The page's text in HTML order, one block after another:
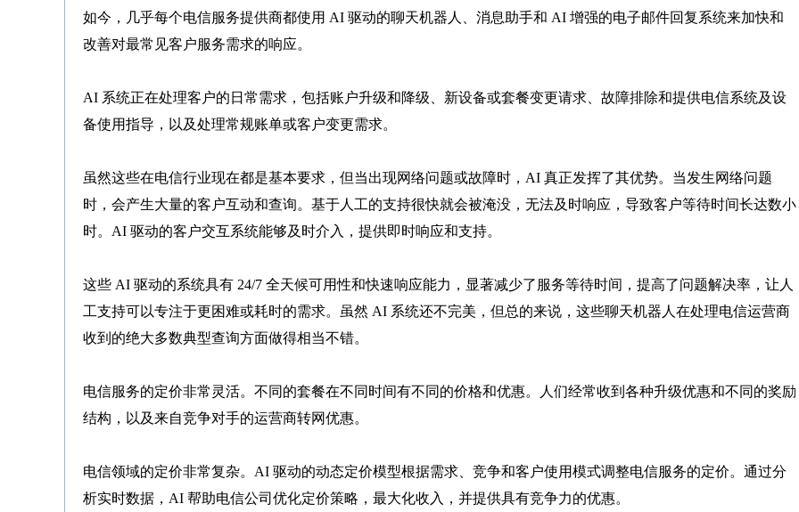
如今，几乎每个电信服务提供商都使用 AI 驱动的聊天机器人、消息助手和 AI 增强的电子邮件回复系统来加快和
改善对最常见客户服务需求的响应。
AI 系统正在处理客户的日常需求，包括账户升级和降级、新设备或套餐变更请求、故障排除和提供电信系统及设
备使用指导，以及处理常规账单或客户变更需求。
虽然这些在电信行业现在都是基本要求，但当出现网络问题或故障时，AI 真正发挥了其优势。当发生网络问题
时，会产生大量的客户互动和查询。基于人工的支持很快就会被淹没，无法及时响应，导致客户等待时间长达数小
时。AI 驱动的客户交互系统能够及时介入，提供即时响应和支持。
这些 AI 驱动的系统具有 24/7 全天候可用性和快速响应能力，显著减少了服务等待时间，提高了问题解决率，让人
工支持可以专注于更困难或耗时的需求。虽然 AI 系统还不完美，但总的来说，这些聊天机器人在处理电信运营商
收到的绝大多数典型查询方面做得相当不错。
电信服务的定价非常灵活。不同的套餐在不同时间有不同的价格和优惠。人们经常收到各种升级优惠和不同的奖励
结构，以及来自竞争对手的运营商转网优惠。
电信领域的定价非常复杂。AI 驱动的动态定价模型根据需求、竞争和客户使用模式调整电信服务的定价。通过分
析实时数据，AI 帮助电信公司优化定价策略，最大化收入，并提供具有竞争力的优惠。